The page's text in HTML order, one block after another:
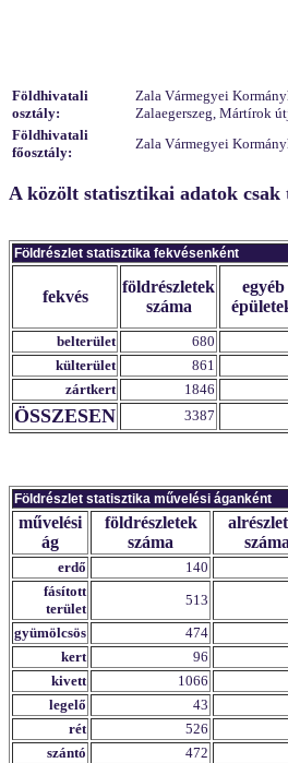
Földhivatali
osztály:
Zala Vármegyei
Zalaegerszeg, Mártírok
Földhivatali
főosztály:
Zala Vármegyei
A közölt statisztikai adatok
Földrészlet statisztika fekvésenként
fekvés
földrészletek
száma
belterület 680
külterület
861
zártkert
1846
ÖSSZESEN 3387
Földrészlet statisztika művelési áganként
művelési
ág
földrészletek
száma
száma
erdő 140
fásított
terület
513
gyümölcsös
474
kert
96
kivett
1066
legelő
43
rét
526
szántó
472